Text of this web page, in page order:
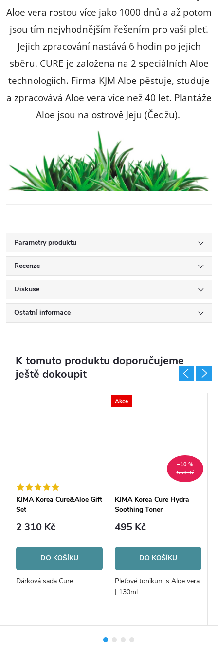
Aloe vera rostou více jako 1000 dnů a až potom
jsou tím nejvhodnějším řešením pro vaši pleť.
Jejich zpracování nastává 6 hodin po jejich
sběru. CURE je založena na 2 speciálních Aloe
technologiích. Firma KJM Aloe pěstuje, studuje
a zpracovává Aloe vera více než 40 let. Plantáže
Aloe jsou na ostrově Jeju (Čedžu).
Parametry produktu
Recenze
Diskuse
Ostatní informace
K tomuto produktu doporučujeme
ještě dokoupit
KJMA Korea Cure&Aloe Gift
Set
2 310 Kč
DO KOŠÍKU
Dárková sada Cure
Akce
550 Kč
–10 %
KJMA Korea Cure Hydra
Soothing Toner
495 Kč
DO KOŠÍKU
Pleťové tonikum s Aloe vera
| 130ml